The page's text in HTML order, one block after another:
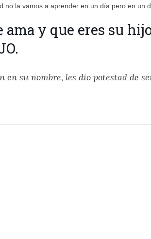
no la vamos a aprender en un día pero en un
y que eres su
su nombre, les dio potestad de